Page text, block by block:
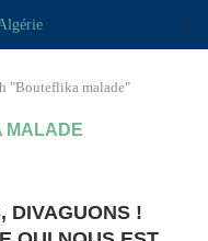
"Bouteflika malade"
MALADE
DIVAGUONS !